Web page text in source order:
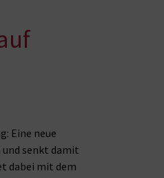
Eine neue
senkt damit
dabei mit dem